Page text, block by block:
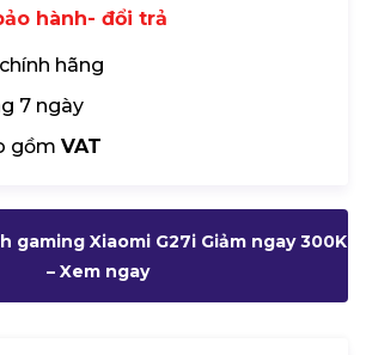
hành- đổi trả
hãng
7 ngày
gồm VAT
gaming Xiaomi G27i Giảm ngay 300K
– Xem ngay